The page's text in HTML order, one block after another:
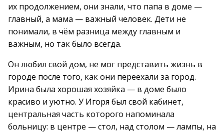
их продолжением, они знали, что папа в доме —
главный, а мама — важный человек. Дети не
понимали, в чём разница между главным и
важным, но так было всегда.
Он любил свой дом, не мог представить жизнь в
городе после того, как они переехали за город.
Ирина была хорошая хозяйка — в доме было
красиво и уютно. У Игоря был свой кабинет,
центральная часть которого напоминала
больницу: в центре — стол, над столом — лампы, на